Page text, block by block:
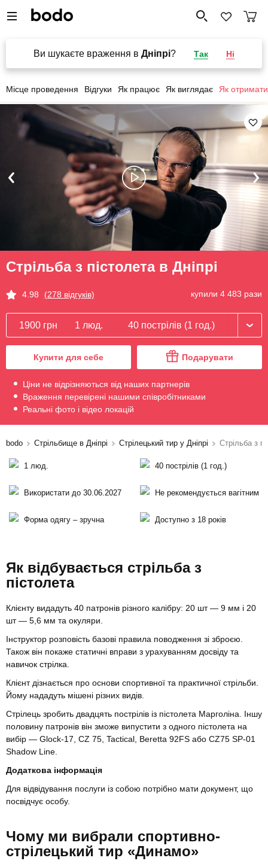
Ви шукаєте враження в Дніпрі? Так Ні
Місце проведення Відгуки Як працює Як виглядає Як отримати
Стрільба з пістолета в Дніпрі
4.98 (278 відгуків) купили 4 483 рази
1900 грн 1 люд. 40 пострілів (1 год.)
Купити для себе Подарувати
Ціни не відрізняються від наших партнерів
Враження перевірені нашими співробітниками
Реальні фото і відео локацій
bodo Стрільбище в Дніпрі Стрілецький тир у Дніпрі Стрільба з
1 люд. 40 пострілів (1 год.)
Використати до 30.06.2027 Не рекомендується вагітним
Форма одягу – зручна Доступно з 18 років
Як відбувається стрільба з
пістолета
Клієнту видадуть 40 патронів різного калібру: 20 шт — 9 мм і 20
шт — 5,6 мм та окуляри.
Інструктор розповість базові правила поводження зі зброєю.
Також він покаже статичні вправи з урахуванням досвіду та
навичок стрілка.
Клієнт дізнається про основи спортивної та практичної стрільби.
Йому нададуть мішені різних видів.
Стрілець зробить двадцять пострілів із пістолета Марголіна. Іншу
половину патронів він зможе випустити з одного пістолета на
вибір — Glock-17, CZ 75, Tactical, Beretta 92FS або CZ75 SP-01
Shadow Line.
Додаткова інформація
Для відвідування послуги із собою потрібно мати документ, що
посвідчує особу.
Чому ми вибрали спортивно-
стрілецький тир «Динамо»